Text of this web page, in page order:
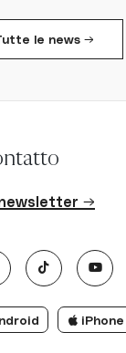
le news →
→
iPhone